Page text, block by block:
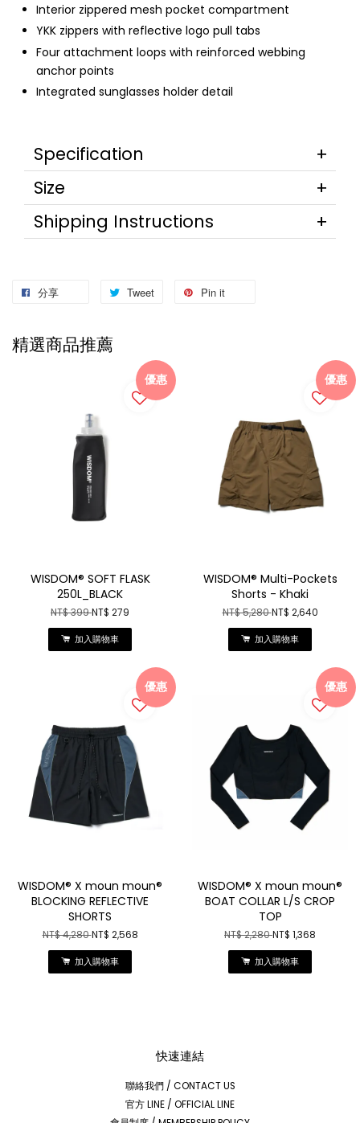
Interior zippered mesh pocket compartment
YKK zippers with reflective logo pull tabs
Four attachment loops with reinforced webbing
anchor points
Integrated sunglasses holder detail
Specification
Size
Shipping Instructions
分享 Tweet Pin it
精選商品推薦
優惠
WISDOM® SOFT FLASK
250L_BLACK
NT$ 399NT$ 279
加入購物車
優惠
WISDOM® Multi-Pockets
Shorts - Khaki
NT$ 5,280NT$ 2,640
加入購物車
優惠
WISDOM® X moun moun®
BLOCKING REFLECTIVE
SHORTS
NT$ 4,280NT$ 2,568
加入購物車
優惠
WISDOM® X moun moun®
BOAT COLLAR L/S CROP
TOP
NT$ 2,280NT$ 1,368
加入購物車
快速連結
聯絡我們 / CONTACT US
官方 LINE / OFFICIAL LINE